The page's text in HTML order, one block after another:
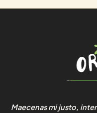
Maecenas mi justo,